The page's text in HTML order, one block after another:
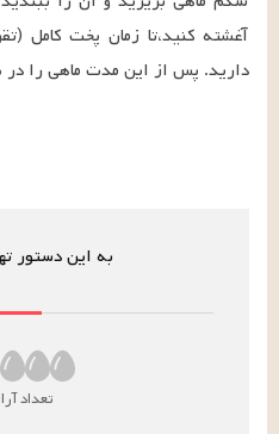
دارید. پس از این مدت ماهی را
به این دستور
تعداد